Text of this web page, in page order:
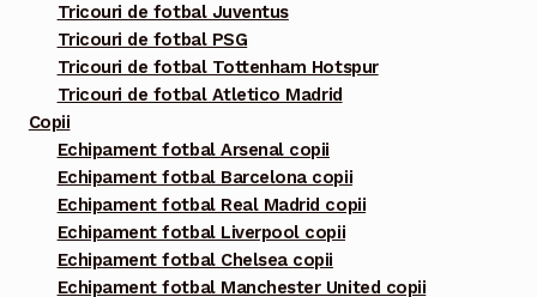
Tricouri de fotbal Juventus
Tricouri de fotbal PSG
Tricouri de fotbal Tottenham Hotspur
Tricouri de fotbal Atletico Madrid
Copii
Echipament fotbal Arsenal copii
Echipament fotbal Barcelona copii
Echipament fotbal Real Madrid copii
Echipament fotbal Liverpool copii
Echipament fotbal Chelsea copii
Echipament fotbal Manchester United copii